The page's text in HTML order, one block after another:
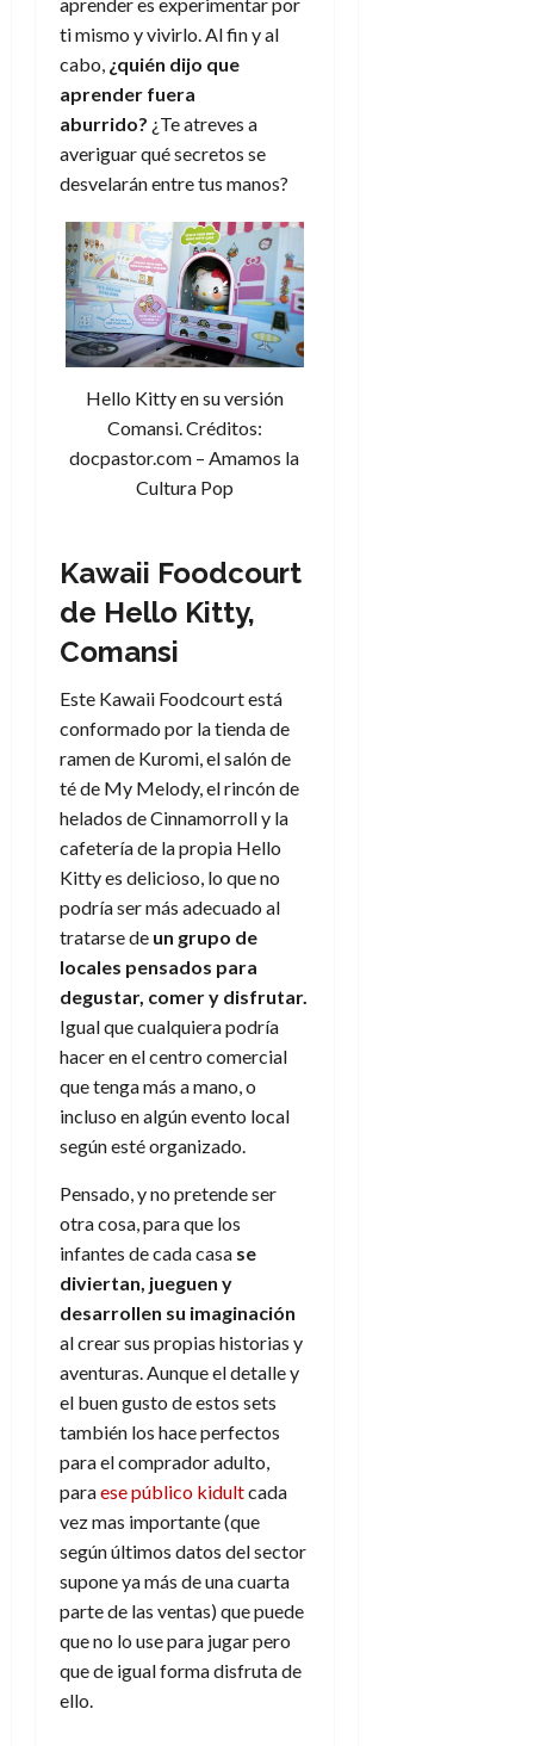
ti mismo y vivirlo. Al fin y al
cabo, ¿quién dijo que
aprender fuera
aburrido? ¿Te atreves a
averiguar qué secretos se
desvelarán entre tus manos?
Hello Kitty en su versión
Comansi. Créditos:
docpastor.com – Amamos la
Cultura Pop
Kawaii Foodcourt
de Hello Kitty,
Comansi
Este Kawaii Foodcourt está
conformado por la tienda de
ramen de Kuromi, el salón de
té de My Melody, el rincón de
helados de Cinnamorroll y la
cafetería de la propia Hello
Kitty es delicioso, lo que no
podría ser más adecuado al
tratarse de un grupo de
locales pensados para
degustar, comer y disfrutar.
Igual que cualquiera podría
hacer en el centro comercial
que tenga más a mano, o
incluso en algún evento local
según esté organizado.
Pensado, y no pretende ser
otra cosa, para que los
infantes de cada casa se
diviertan, jueguen y
desarrollen su imaginación
al crear sus propias historias y
aventuras. Aunque el detalle y
el buen gusto de estos sets
también los hace perfectos
para el comprador adulto,
paraese público kidultcada
vez mas importante (que
según últimos datos del sector
supone ya más de una cuarta
parte de las ventas) que puede
que no lo use para jugar pero
que de igual forma disfruta de
ello.